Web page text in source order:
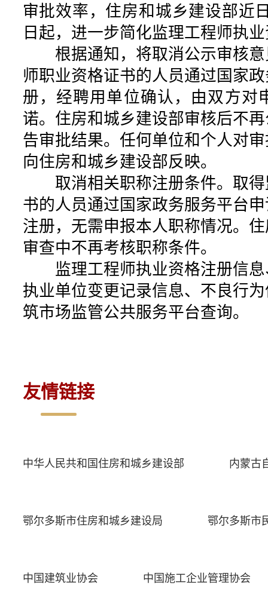
审批效率，住房和城乡建设部近
日起，进一步简化监理工程师执
根据通知，将取消公示审核意
师职业资格证书的人员通过国家
册，经聘用单位确认，由双方对
诺。住房和城乡建设部审核后不
告审批结果。任何单位和个人对
向住房和城乡建设部反映。
取消相关职称注册条件。取得
书的人员通过国家政务服务平台
注册，无需申报本人职称情况。
审查中不再考核职称条件。
监理工程师执业资格注册信息
执业单位变更记录信息、不良行
筑市场监管公共服务平台查询。
友情链接
中华人民共和国住房和城乡建设部 内蒙古
鄂尔多斯市住房和城乡建设局 鄂尔多斯市
中国建筑业协会 中国施工企业管理协会